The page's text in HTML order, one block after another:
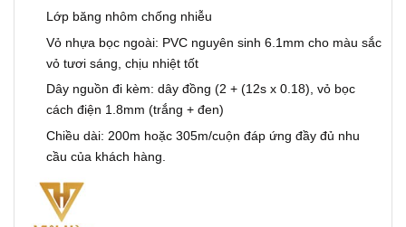
Lớp băng nhôm chống nhiễu
Vỏ nhựa bọc ngoài: PVC nguyên sinh 6.1mm cho màu sắc
vỏ tươi sáng, chịu nhiệt tốt
Dây nguồn đi kèm: dây đồng (2 + (12s x 0.18), vỏ bọc
cách điện 1.8mm (trắng + đen)
Chiều dài: 200m hoặc 305m/cuộn đáp ứng đầy đủ nhu
cầu của khách hàng.